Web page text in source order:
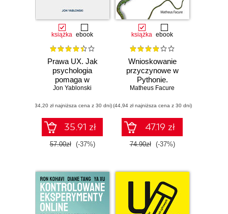
książka ebook
Prawa UX. Jak
psychologia
pomaga w
projektowaniu
produktów i usług.
Wydanie II
Jon Yablonski
(34,20 zł najniższa cena z 30 dni)
35.91 zł
57.00zł (-37%)
książka ebook
Wnioskowanie
przyczynowe w
Pythonie.
Praktyczne
branży
technologicznej
Matheus Facure
(44,94 zł najniższa cena z 30 dni)
47.19 zł
74.90zł (-37%)